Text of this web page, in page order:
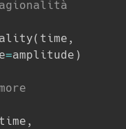
( time ,
=amplitude )
time ,